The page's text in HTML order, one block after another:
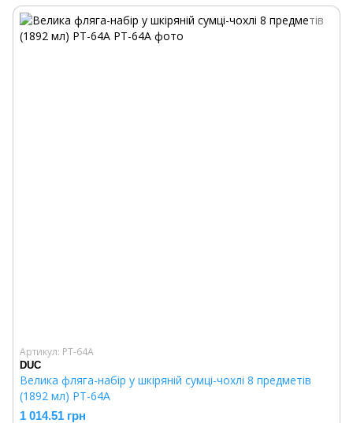
Артикул: PT-64A
DUC
Велика фляга-набір у шкіряній сумці-чохлі 8 предметів
(1892 мл) PT-64A
1 014.51 грн